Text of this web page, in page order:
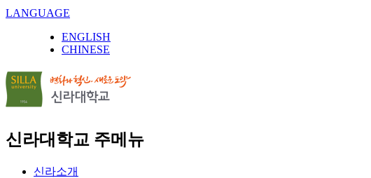
LANGUAGE
ENGLISH
CHINESE
신라대학교 주메뉴
신라소개